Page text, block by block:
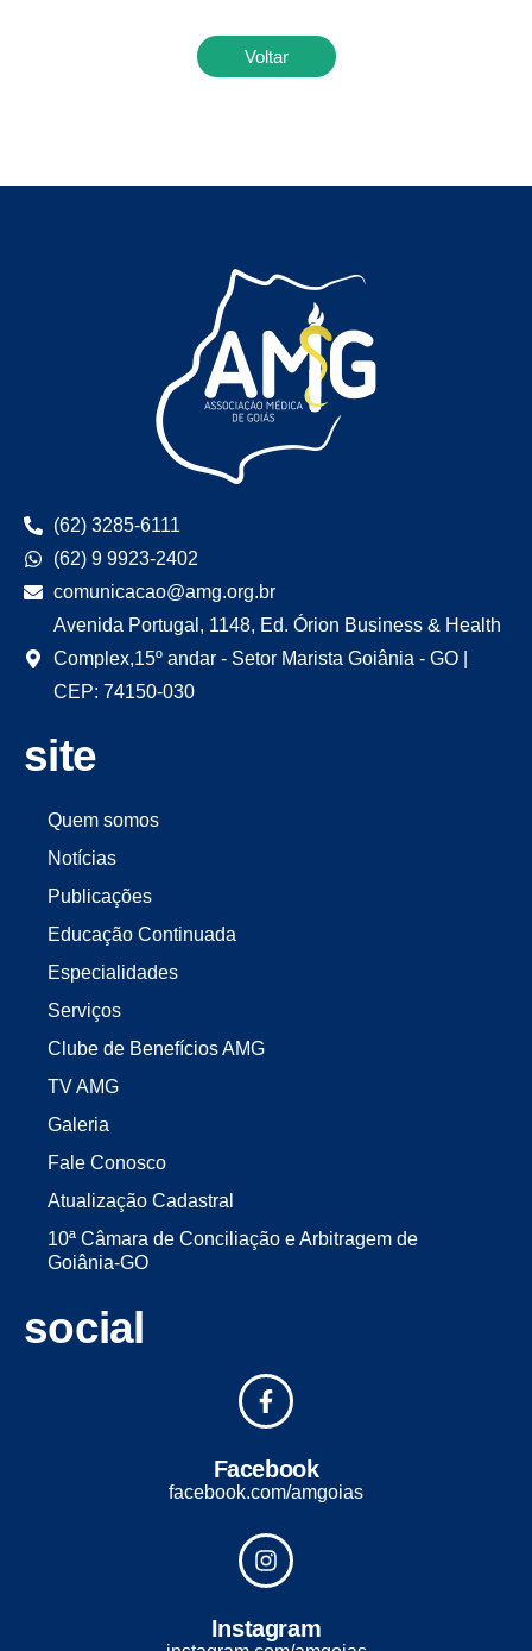
Voltar
(62) 3285-6111
(62) 9 9923-2402
comunicacao@amg.org.br
Avenida Portugal, 1148, Ed. Órion Business & Health
Complex,15º andar - Setor Marista Goiânia - GO |
CEP: 74150-030
site
Quem somos
Notícias
Publicações
Educação Continuada
Especialidades
Serviços
Clube de Benefícios AMG
TV AMG
Galeria
Fale Conosco
Atualização Cadastral
10ª Câmara de Conciliação e Arbitragem de
Goiânia-GO
social
Facebook
facebook.com/amgoias
Instagram